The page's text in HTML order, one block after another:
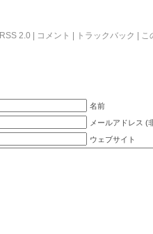
RSS 2.0 コメント トラックバック こ
名前
メールアドレス (
ウェブサイト